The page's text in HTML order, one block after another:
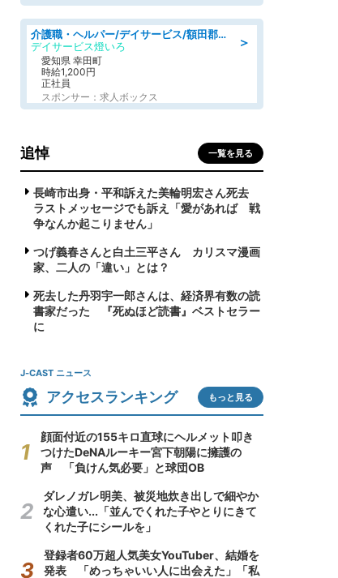
＞
介護職・ヘルパー/デイサービス/額田郡幸田町/JR東海道本線 幸田/愛知県
デイサービス燈いろ
愛知県 幸田町
時給1,200円
正社員
スポンサー：求人ボックス
追悼 一覧を見る
長崎市出身・平和訴えた美輪明宏さん死去
ラストメッセージでも訴え「愛があれば 戦
争なんか起こりません」
つげ義春さんと白土三平さん カリスマ漫画
家、二人の「違い」とは？
死去した丹羽宇一郎さんは、経済界有数の読
書家だった 『死ぬほど読書』ベストセラー
に
J-CAST ニュース
アクセスランキング もっと見る
顔面付近の155キロ直球にヘルメット叩き
つけたDeNAルーキー宮下朝陽に擁護の
声 「負けん気必要」と球団OB
ダレノガレ明美、被災地炊き出しで細やか
な心遣い...「並んでくれた子やとりにきて
くれた子にシールを」
登録者60万超人気美女YouTuber、結婚を
発表 「めっちゃいい人に出会えた」「私